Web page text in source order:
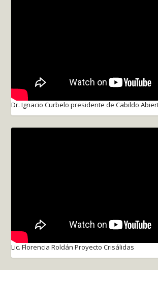
Dr. Ignacio Curbelo presidente de Cabildo
Lic. Florencia Roldán Proyecto Crisálidas